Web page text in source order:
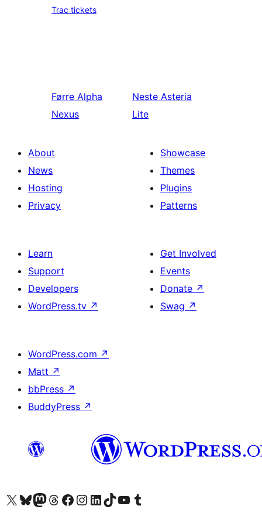
Trac tickets
Førre Alpha
Nexus
Neste Asteria
Lite
About
News
Hosting
Privacy
Showcase
Themes
Plugins
Patterns
Learn
Support
Developers
WordPress.tv ↗
Get Involved
Events
Donate ↗
Swag ↗
WordPress.com ↗
Matt ↗
bbPress ↗
BuddyPress ↗
Visit our X (formerly Twitter) account
Visit our Bluesky account
Visit our Mastodon account
Visit our Threads account
Visit our Facebook page
Visit our Instagram account
Visit our LinkedIn account
Visit our TikTok account
Visit our YouTube channel
Visit our Tumblr account